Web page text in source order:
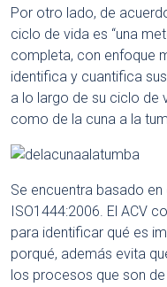
Por otro lado, de
ciclo de vida es “una
completa, con enfoque
identifica y cuantifica
a lo largo de su ciclo de
como de la cuna a la
Se encuentra basado
ISO1444:2006. El ACV
para identificar qué es
porqué, además evita
los procesos que son